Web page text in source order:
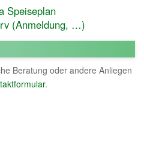
Speiseplan
(Anmeldung, …)
Beratung oder andere Anliegen
.